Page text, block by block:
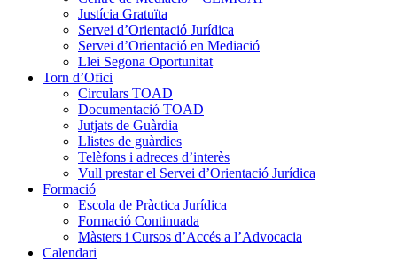
Justícia Gratuïta
Servei d’Orientació Jurídica
Servei d’Orientació en Mediació
Llei Segona Oportunitat
Torn d’Ofici
Circulars TOAD
Documentació TOAD
Jutjats de Guàrdia
Llistes de guàrdies
Telèfons i adreces d’interès
Vull prestar el Servei d’Orientació Jurídica
Formació
Escola de Pràctica Jurídica
Formació Continuada
Màsters i Cursos d’Accés a l’Advocacia
Calendari